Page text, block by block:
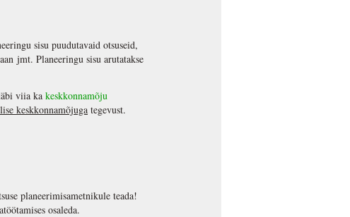
sisu puudutavaid otsuseid,
jmt. Planeeringu sisu arutatakse
viia ka keskkonnamõju
keskkonnamõjuga tegevust.
planeerimisametnikule teada!
osaleda.